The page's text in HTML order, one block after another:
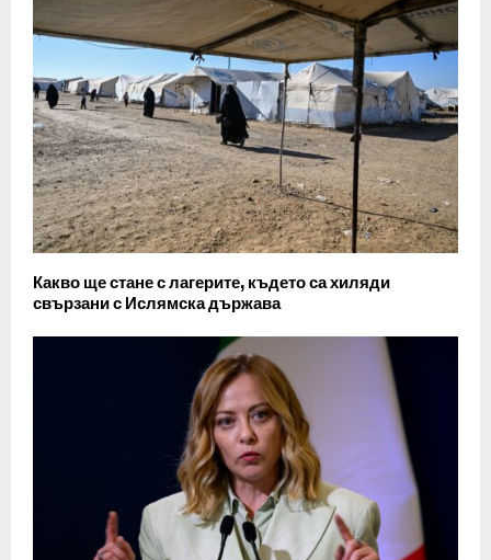
Какво ще стане с лагерите, където са хиляди
свързани с Ислямска държава